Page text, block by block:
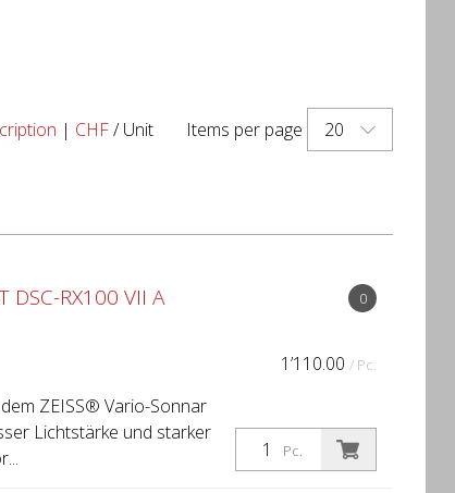
Items per page 20
| CHF/ Unit
0
1’110.00 / Pc.
Pc.
DSC-RX100 VII A
ZEISS® Vario-Sonnar
Lichtstärke und starker